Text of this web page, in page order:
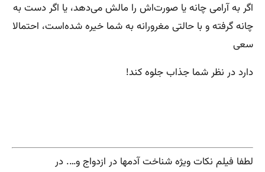
اگر به آرامی چانه یا صورت‌اش را مالش می‌دهد، یا اگر دست به
چانه گرفته و با حالتی مغرورانه به شما خیره شده‌است، احتمالا
سعی
دارد در نظر شما جذاب جلوه کند!
لطفا فیلم نکات ویژه شناخت آدمها در ازدواج و…. در